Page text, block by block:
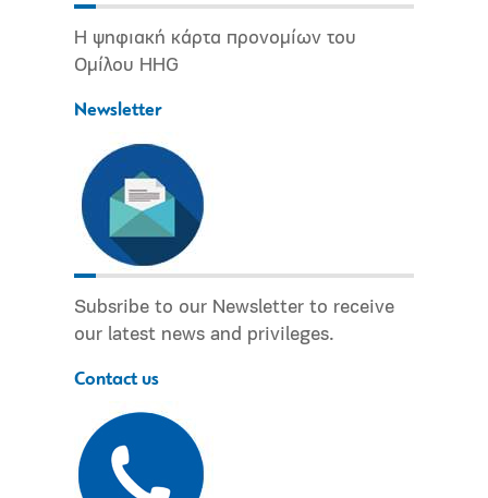
Η ψηφιακή κάρτα προνομίων του
Ομίλου HHG
Newsletter
Subsribe to our Newsletter to receive
our latest news and privileges.
Contact us